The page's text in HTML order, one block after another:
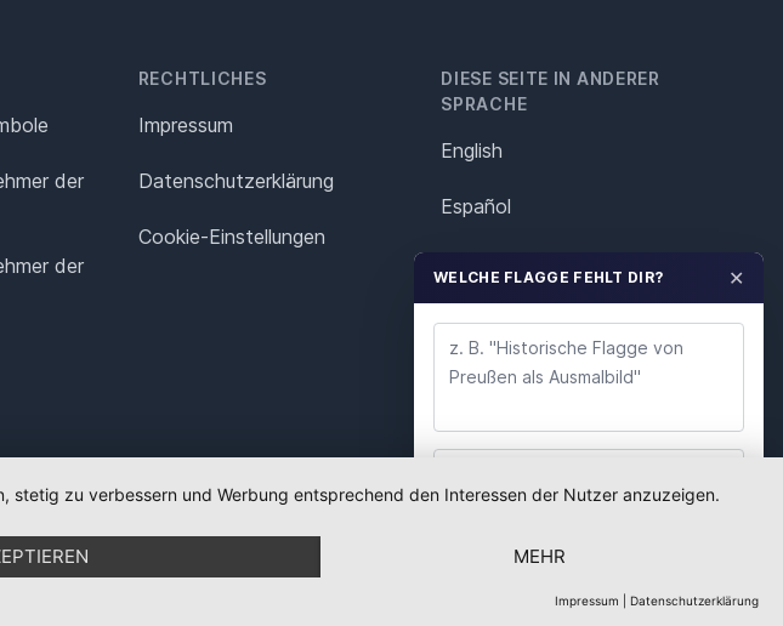
der
der
RECHTLICHES
Impressum
Datenschutz­erklärung
Cookie-Einstellungen
DIESE SEITE IN ANDERER
SPRACHE
English
Español
Italiano
Polska
Português
Nederlands
WELCHE FLAGGE FEHLT DIR? ✕
zu verbessern und Werbung entsprechend den Interessen der Nutzer anzuzeigen.
MEHR
Impressum Datenschutzerklärung